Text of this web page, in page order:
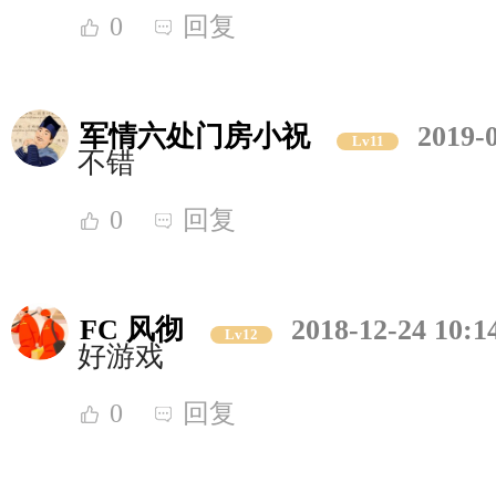
0 回复
军情六处门房小祝 Lv11
2019-
不错
0 回复
FC 风彻 Lv12
2018-12-24
好游戏
0 回复